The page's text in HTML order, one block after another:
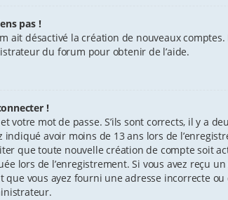
pas !
ait désactivé la création de nouveaux
du forum pour obtenir de l’aide.
!
votre mot de passe. S’ils sont corrects, il y a
indiqué avoir moins de 13 ans lors de
que toute nouvelle création de compte soit
lors de l’enregistrement. Si vous avez reçu
que vous ayez fourni une adresse incorrecte